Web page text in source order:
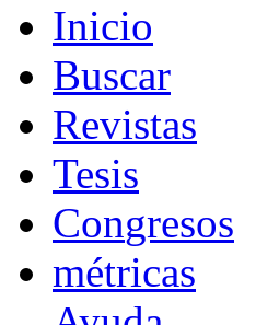
Inicio
Buscar
Revistas
Tesis
Congresos
métricas